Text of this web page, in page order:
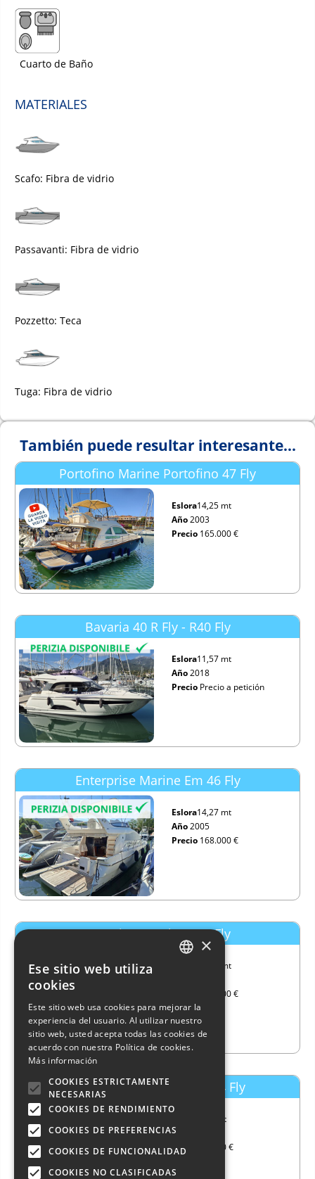
Cuarto de Baño
MATERIALES
Scafo: Fibra de vidrio
Passavanti: Fibra de vidrio
Pozzetto: Teca
Tuga: Fibra de vidrio
También puede resultar interesante...
Portofino Marine Portofino 47 Fly
Eslora14,25 mt
Año2003
Precio 165.000 €
Bavaria 40 R Fly - R40 Fly
Eslora11,57 mt
Año2018
Precio Precio a petición
Enterprise Marine Em 46 Fly
Eslora14,27 mt
Año2005
Precio 168.000 €
Bavaria 40 R Fly - R40 Fly
11,61 mt
305.000 €
Viking Marine Sanremo 34 Fly
9,21 mt
Año
Precio
97.000 €
FRENCH
GERMAN
×
Ese sitio web utiliza
cookies
Este sitio web usa cookies para mejorar la
experiencia del usuario. Al utilizar nuestro
sitio web, usted acepta todas las cookies de
acuerdo con nuestra Política de cookies.
Más información
COOKIES ESTRICTAMENTE
NECESARIAS
COOKIES DE RENDIMIENTO
COOKIES DE PREFERENCIAS
COOKIES DE FUNCIONALIDAD
COOKIES NO CLASIFICADAS